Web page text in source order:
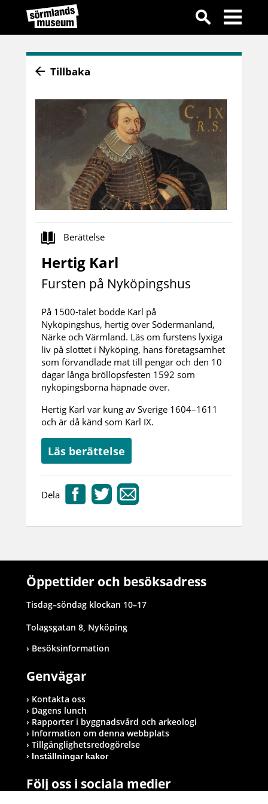
Tillbaka
Berättelse
Hertig Karl
Fursten på Nyköpingshus
På 1500-talet bodde Karl på
Nyköpingshus, hertig över Södermanland,
Närke och Värmland. Läs om furstens lyxiga
liv på slottet i Nyköping, hans företagsamhet
som förvandlade mat till pengar och den 10
dagar långa bröllopsfesten 1592 som
nyköpingsborna häpnade över.
Hertig Karl var kung av Sverige 1604–1611
och är då känd som Karl IX.
Läs berättelse
Dela
Öppettider och besöksadress
Tisdag–söndag klockan 10–17
Tolagsgatan 8, Nyköping
Besöksinformation
Genvägar
Kontakta oss
Dagens lunch
Rapporter i byggnadsvård och arkeologi
Information om denna webbplats
Tillgänglighetsredogörelse
Inställningar kakor
Följ oss i sociala medier